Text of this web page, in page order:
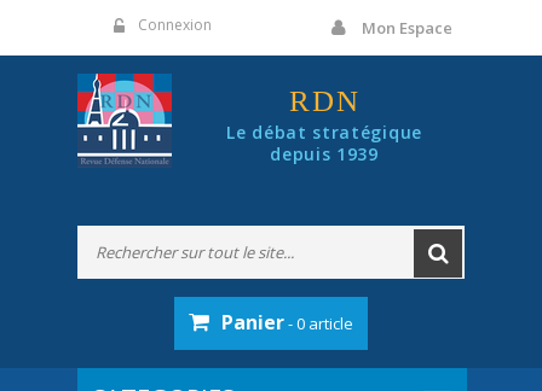
Connexion Mon Espace
RDN
Le débat stratégique
depuis 1939
Panier- 0 article